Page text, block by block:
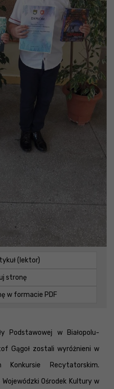
(lektor)
stronę
w formacie PDF
Podstawowej w Białopolu-
Gągoł zostali wyróżnieni w
Recytatorskim.
Ośrodek Kultury w